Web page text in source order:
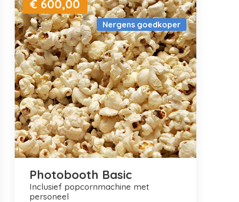
Nergens goedkoper
€ 600,00
Photobooth Basic
inclusief popcornmachine met
personeel